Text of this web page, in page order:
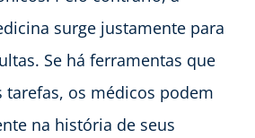
surge justamente para
Se há ferramentas que
tarefas, os médicos podem
na história de seus